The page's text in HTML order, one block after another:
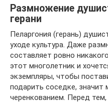
Размножение
герани
Пеларгония (герань)
уходе культура. Даже
составляет ровно
этот многолетник и
экземпляры, чтобы
подарить соседке, значит
черенкованием. Перед